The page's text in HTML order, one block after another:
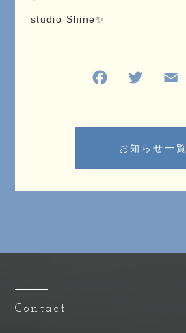
studio Shine✨
お知らせ一覧
Contact